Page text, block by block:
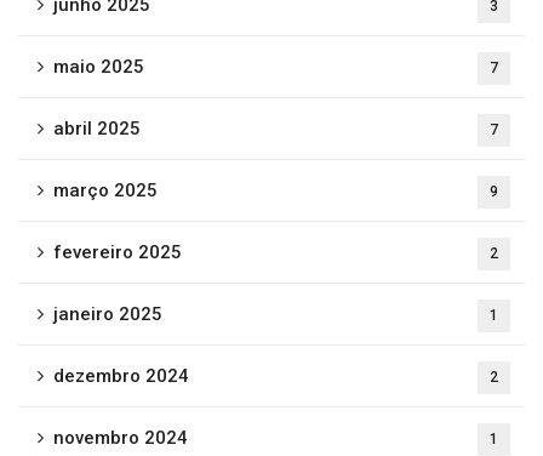
junho 2025 3
maio 2025 7
abril 2025 7
março 2025 9
fevereiro 2025 2
janeiro 2025 1
dezembro 2024 2
novembro 2024 1